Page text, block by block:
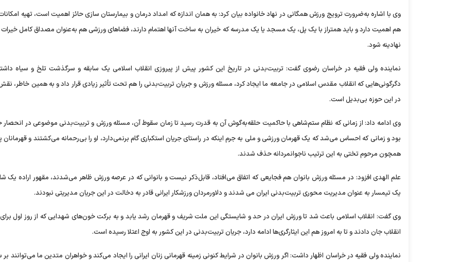
وی با اشاره به‌ضرورت ترویج ورزش همگانی در نهاد خانواده بیان کرد: به همان اندازه که امداد درمان و بیمارستان سازی حائز اهمیت است، تهیه
هم اهمیت دارد و باید همتراز با یک پل، یک مسجد یا یک مدرسه که خیران به ساخت آنها اهتمام دارند، فضاهای ورزشی هم به‌عنوان مصداق کامل خیرات
نهادینه شود.
نماینده ولی فقیه در خراسان رضوی گفت: تربیت‌بدنی در تاریخ این کشور پیش از پیروزی انقلاب اسلامی یک سابقه و سرگذشت تلخ و سیاه
دگرگونی‌هایی که انقلاب مقدس اسلامی در جامعه ما ایجاد کرد، مسئله ورزش و جریان تربیت‌بدنی را هم تحت تأثیر زیادی قرار داد و به همین خاطر،
در این حوزه بی‌بدیل است.
وی ادامه داد: از زمانی که نظام ستم‌شاهی با حاکمیت حلقه‌به‌گوش آن به قدرت رسید تا زمان سقوط آن، مسئله ورزش و تربیت‌بدنی موضوعی در
بود و زمانی که احساس می‌شد که یک قهرمان ورزشی و ملی به جرم اینکه در راستای جریان استکباری گام برنمی‌دارد، او را بی‌رحمانه می‌کشتند و قهرمانان
همچون مرحوم تختی به این ترتیب ناجوانمردانه حذف شدند.
علم الهدی افزود: در مسئله ورزش بانوان هم فجایعی که اتفاق می‌افتاد، قابل‌ذکر نیست و بانوانی که در عرصه ورزش ظاهر می‌شدند، مقهور اراده یک
یک تیمسار به‌ عنوان مدیریت محوری تربیت‌بدنی ایران می شدند و دلاورمردان ورزشکار ایرانی قادر به دخالت در این جریان مدیریتی نبودند.
وی گفت: انقلاب اسلامی باعث شد تا ورزش ایران در حد و شایستگی این ملت شریف و قهرمان رشد یابد و به برکت خون‌های شهدایی که از روز اول
انقلاب جان دادند و تا به امروز هم این ایثارگری‌ها ادامه دارد، جریان تربیت‌بدنی در این کشور به اوج اعتلا رسیده است.
نماینده ولی فقیه در خراسان اظهار داشت: اگر ورزش بانوان در شرایط کنونی زمینه قهرمانی زنان ایرانی را ایجاد می‌کند و خواهران متدین ما می‌توانند